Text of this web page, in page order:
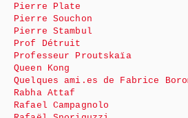
Pierre Plate
Pierre Souchon
Pierre Stambul
Prof Détruit
Professeur Proutskaïa
Queen Kong
Quelques ami.es de Fabrice
Rabha Attaf
Rafael Campagnolo